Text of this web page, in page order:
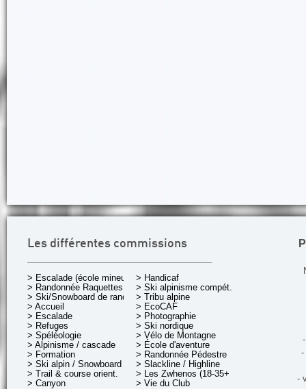
Les différentes commissions
> Escalade (école mineurs)
> Randonnée Raquettes
> Ski/Snowboard de rando.
> Accueil
> Escalade
> Refuges
> Spéléologie
> Alpinisme / cascade
> Formation
> Ski alpin / Snowboard
> Trail & course orient.
> Canyon
> Handicaf
> Ski alpinisme compét.
> Tribu alpine
> EcoCAF
> Photographie
> Ski nordique
> Vélo de Montagne
> École d'aventure
> Randonnée Pédestre
> Slackline / Highline
> Les Zwhenos (18-35+ ans)
> Vie du Club
-
-